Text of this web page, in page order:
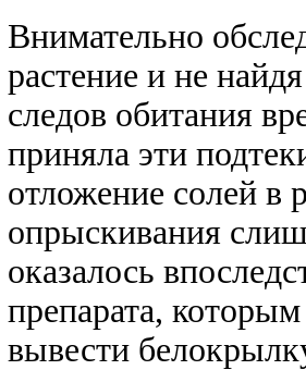
Внимательно
растение и не
следов обитания
приняла эти
отложение солей в
опрыскивания
оказалось
препарата,
вывести